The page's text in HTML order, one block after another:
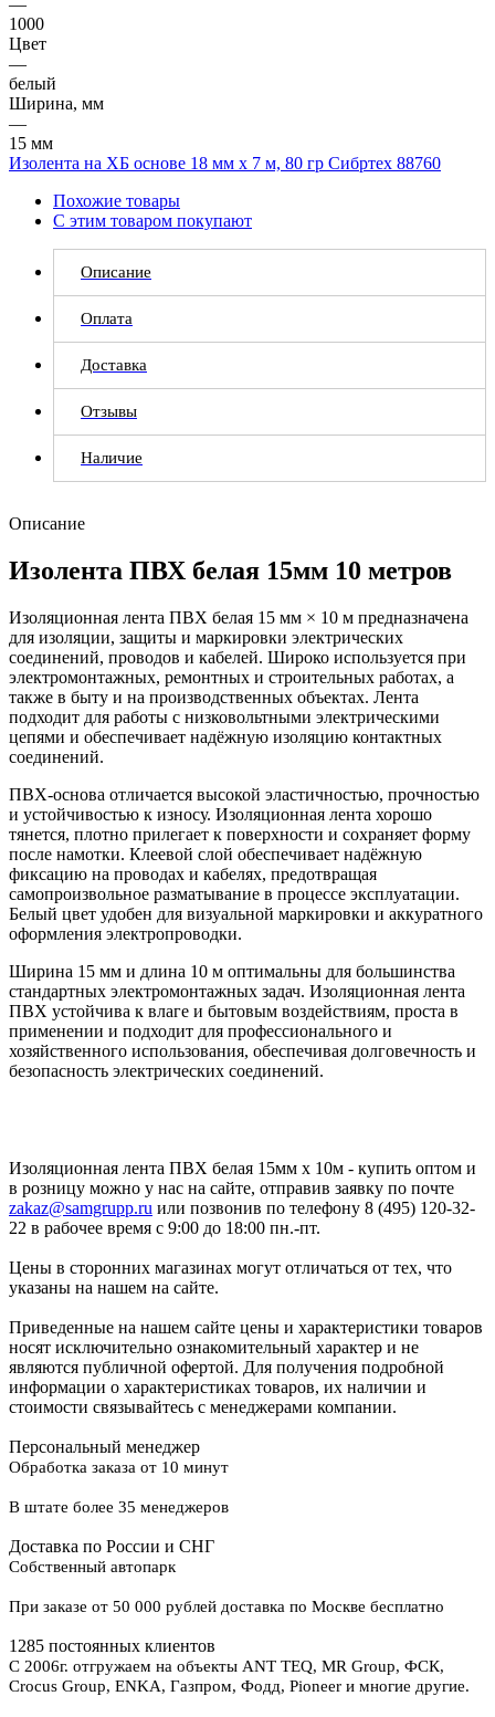
1000
Цвет
—
белый
Ширина, мм
—
15 мм
Изолента на ХБ основе 18 мм х 7 м, 80 гр Сибртех 88760
Похожие товары
С этим товаром покупают
Описание
Оплата
Доставка
Отзывы
Наличие
Описание
Изолента ПВХ белая 15мм 10 метров
Изоляционная лента ПВХ белая 15 мм × 10 м предназначена
для изоляции, защиты и маркировки электрических
соединений, проводов и кабелей. Широко используется при
электромонтажных, ремонтных и строительных работах, а
также в быту и на производственных объектах. Лента
подходит для работы с низковольтными электрическими
цепями и обеспечивает надёжную изоляцию контактных
соединений.
ПВХ-основа отличается высокой эластичностью, прочностью
и устойчивостью к износу. Изоляционная лента хорошо
тянется, плотно прилегает к поверхности и сохраняет форму
после намотки. Клеевой слой обеспечивает надёжную
фиксацию на проводах и кабелях, предотвращая
самопроизвольное разматывание в процессе эксплуатации.
Белый цвет удобен для визуальной маркировки и аккуратного
оформления электропроводки.
Ширина 15 мм и длина 10 м оптимальны для большинства
стандартных электромонтажных задач. Изоляционная лента
ПВХ устойчива к влаге и бытовым воздействиям, проста в
применении и подходит для профессионального и
хозяйственного использования, обеспечивая долговечность и
безопасность электрических соединений.
Изоляционная лента ПВХ белая 15мм х 10м - купить оптом и
в розницу можно у нас на сайте, отправив заявку по почте
zakaz@samgrupp.ru или позвонив по телефону 8 (495) 120-32-
22 в рабочее время с 9:00 до 18:00 пн.-пт.
Цены в сторонних магазинах могут отличаться от тех, что
указаны на нашем на сайте.
Приведенные на нашем сайте цены и характеристики товаров
носят исключительно ознакомительный характер и не
являются публичной офертой. Для получения подробной
информации о характеристиках товаров, их наличии и
стоимости связывайтесь с менеджерами компании.
Персональный менеджер
Обработка заказа от 10 минут
В штате более 35 менеджеров
Доставка по России и СНГ
Собственный автопарк
При заказе от 50 000 рублей доставка по Москве бесплатно
1285 постоянных клиентов
С 2006г. отгружаем на объекты ANT TEQ, MR Group, ФСК,
Crocus Group, ENKA, Газпром, Фодд, Pioneer и многие другие.